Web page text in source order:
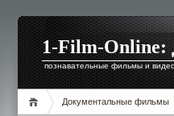
1-Film-
познавательные фильмы и
Документальные фильмы